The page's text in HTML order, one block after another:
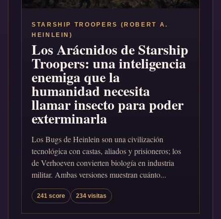
STARSHIP TROOPERS (ROBERT A.
HEINLEIN)
Los Arácnidos de Starship
Troopers: una inteligencia
enemiga que la
humanidad necesita
llamar insecto para poder
exterminarla
Los Bugs de Heinlein son una civilización
tecnológica con castas, aliados y prisioneros; los
de Verhoeven convierten biología en industria
militar. Ambas versiones muestran cuánto...
241 score 234 visitas